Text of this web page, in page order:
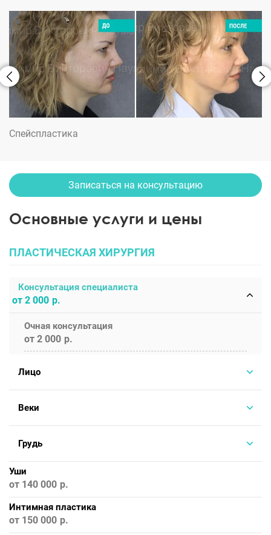
Спейспластика
Записаться на консультацию
Основные услуги и цены
ПЛАСТИЧЕСКАЯ ХИРУРГИЯ
Консультация специалиста
от 2 000
Очная консультация
от 2 000
Лицо
Веки
Грудь
Уши
от 140 000
Интимная пластика
от 150 000